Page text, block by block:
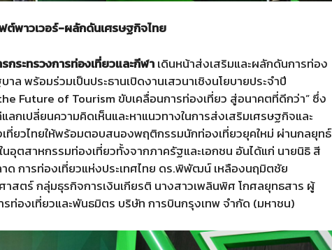
พาวเวอร์-ผลักดันเศรษฐกิจไทย
ระทรวงการท่องเที่ยวและกีฬาเดินหน้าส่งเสริมและผลักดันการท่อง
ล พร้อมร่วมเป็นประธานเปิดงานเสวนาเชิงนโยบายประจำปี
Future of Tourism ขับเคลื่อนการท่องเที่ยว สู่อนาคตที่ดีกว่า” ซึ่ง
ลกเปลี่ยนความคิดเห็นและหาแนวทางในการส่งเสริมเศรษฐกิจและ
ที่ยวไทยให้พร้อมตอบสนองพฤติกรรมนักท่องเที่ยวยุคใหม่ ผ่านกลยุทธ์
ตสาหกรรมท่องเที่ยวทั้งจากภาครัฐและเอกชน อันได้แก่ นายนิธิ สี
ด การท่องเที่ยวแห่งประเทศไทย ดร.พิพัฒน์ เหลืองนฤมิตชัย
สตร์ กลุ่มธุรกิจการเงินเกียรติ นางสาวเพลินพิศ โกศลยุทธสาร ผู้
ท่องเที่ยวและพันธมิตร บริษัท การบินกรุงเทพ จำกัด (มหาชน)